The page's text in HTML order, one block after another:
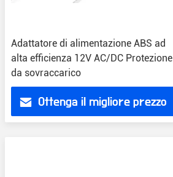
Adattatore di alimentazione ABS ad
alta efficienza 12V AC/DC Protezione
da sovraccarico
Ottenga il migliore prezzo